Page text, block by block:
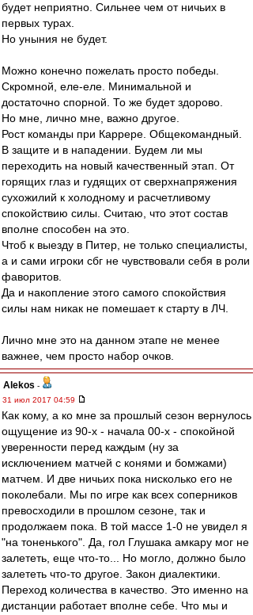
будет неприятно. Сильнее чем от ничьих в
первых турах.
Но уныния не будет.
Можно конечно пожелать просто победы.
Скромной, еле-еле. Минимальной и
достаточно спорной. То же будет здорово.
Но мне, лично мне, важно другое.
Рост команды при Каррере. Общекомандный.
В защите и в нападении. Будем ли мы
переходить на новый качественный этап. От
горящих глаз и гудящих от сверхнапряжения
сухожилий к холодному и расчетливому
спокойствию силы. Считаю, что этот состав
вполне способен на это.
Чтоб к выезду в Питер, не только специалисты,
а и сами игроки сбг не чувствовали себя в роли
фаворитов.
Да и накопление этого самого спокойствия
силы нам никак не помешает к старту в ЛЧ.
Лично мне это на данном этапе не менее
важнее, чем просто набор очков.
Alekos -
31 июл 2017 04:59
Как кому, а ко мне за прошлый сезон вернулось
ощущение из 90-х - начала 00-х - спокойной
уверенности перед каждым (ну за
исключением матчей с конями и бомжами)
матчем. И две ничьих пока нисколько его не
поколебали. Мы по игре как всех соперников
превосходили в прошлом сезоне, так и
продолжаем пока. В той массе 1-0 не увидел я
"на тоненького". Да, гол Глушака амкару мог не
залететь, еще что-то... Но могло, должно было
залететь что-то другое. Закон диалектики.
Переход количества в качество. Это именно на
дистанции работает вполне себе. Что мы и